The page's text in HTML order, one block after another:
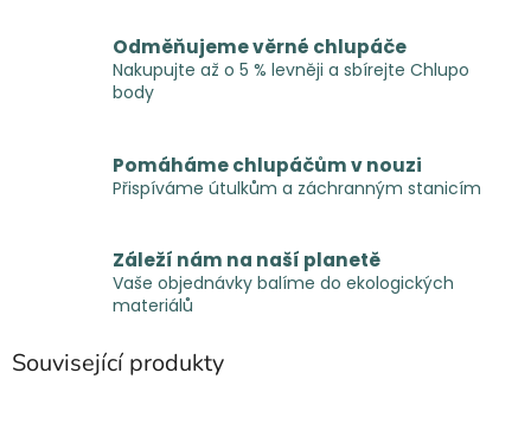
Odměňujeme věrné chlupáče
Nakupujte až o 5 % levněji a sbírejte Chlupo
body
Pomáháme chlupáčům v nouzi
Přispíváme útulkům a záchranným stanicím
Záleží nám na naší planetě
Vaše objednávky balíme do ekologických
materiálů
Související produkty